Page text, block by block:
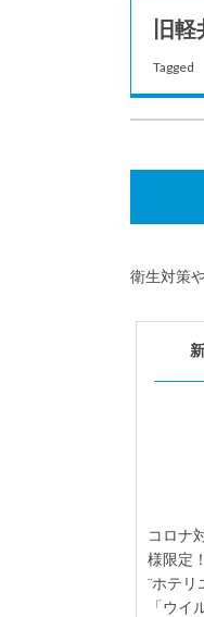
旧
Tagged
28
東急不
テル」
東急不
の「旧
表した
衛生対策
コロナ
様限定！
¨ホテリ
「ウイ